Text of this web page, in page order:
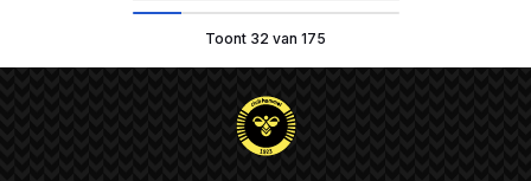
Toont 32 van 175